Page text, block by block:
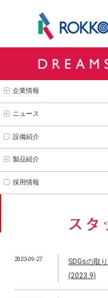
企業情報
ニュース
設備紹介
製品紹介
採用情報
2023-09-27
SDGsの取
(2023.9)